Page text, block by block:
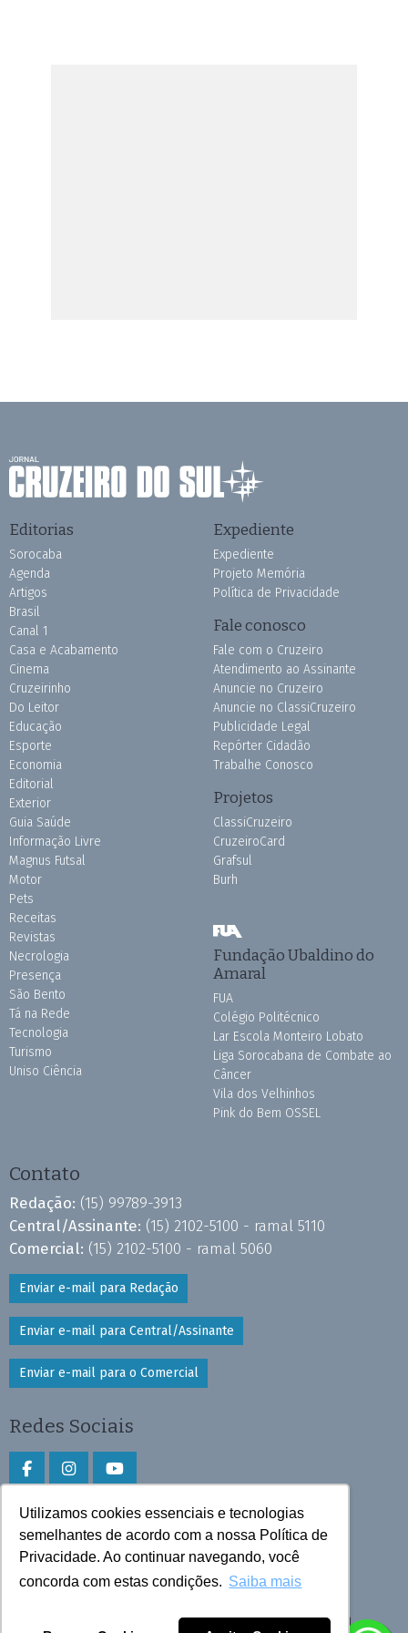
Utilizamos cookies essenciais e tecnologias
semelhantes de acordo com a nossa Política de
Privacidade. Ao continuar navegando, você
concorda com estas condições. Saiba mais
Editorias
Sorocaba
Agenda
Artigos
Brasil
Canal 1
Casa e Acabamento
Cinema
Cruzeirinho
Do Leitor
Educação
Esporte
Economia
Editorial
Exterior
Guia Saúde
Informação Livre
Magnus Futsal
Motor
Pets
Receitas
Revistas
Necrologia
Presença
São Bento
Tá na Rede
Tecnologia
Turismo
Uniso Ciência
Expediente
Expediente
Projeto Memória
Política de Privacidade
Fale conosco
Fale com o Cruzeiro
Atendimento ao Assinante
Anuncie no Cruzeiro
Anuncie no ClassiCruzeiro
Publicidade Legal
Repórter Cidadão
Trabalhe Conosco
Projetos
ClassiCruzeiro
CruzeiroCard
Grafsul
Burh
Fundação Ubaldino do
Amaral
FUA
Colégio Politécnico
Lar Escola Monteiro Lobato
Liga Sorocabana de Combate ao
Câncer
Vila dos Velhinhos
Pink do Bem OSSEL
Contato
Redação: (15) 99789-3913
Central/Assinante: (15) 2102-5100 - ramal 5110
Comercial: (15) 2102-5100 - ramal 5060
Enviar e-mail para Redação
Enviar e-mail para Central/Assinante
Enviar e-mail para o Comercial
Redes Sociais
Faça download do aplicativo
Play Store e App Store
Todos os direitos reservados © 2025 Cruzeiro do Sul